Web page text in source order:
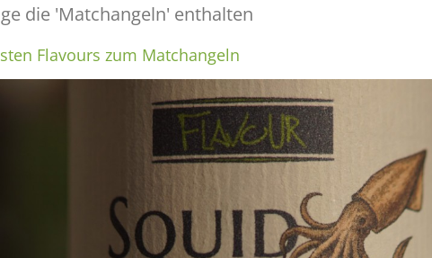
die 'Matchangeln' enthalten
Flavours zum Matchangeln